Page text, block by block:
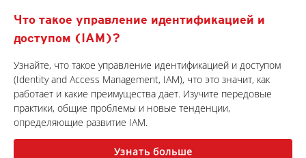
Что такое управление идентификацией и
доступом (IAM)?
Узнайте, что такое управление идентификацией и доступом
(Identity and Access Management, IAM), что это значит, как
работает и какие преимущества дает. Изучите передовые
практики, общие проблемы и новые тенденции,
определяющие развитие IAM.
Узнать больше